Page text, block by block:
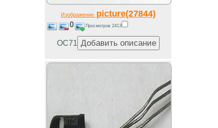
Изображениеpicture(27844)
0 Просмотров 2413
OC71